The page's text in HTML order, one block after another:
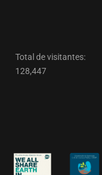
Total de visitantes:
128,447